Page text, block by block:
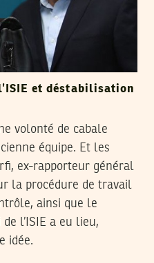
et déstabilisation
volonté de cabale
équipe. Et les
ex-rapporteur général
la procédure de travail
ainsi que le
l’ISIE a eu lieu,
idée.